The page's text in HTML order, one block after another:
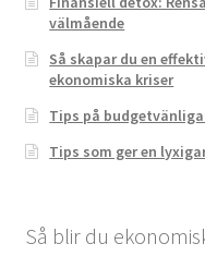
välmående
Så skapar du en
ekonomiska kriser
Tips på
Tips som ger en
Så blir du